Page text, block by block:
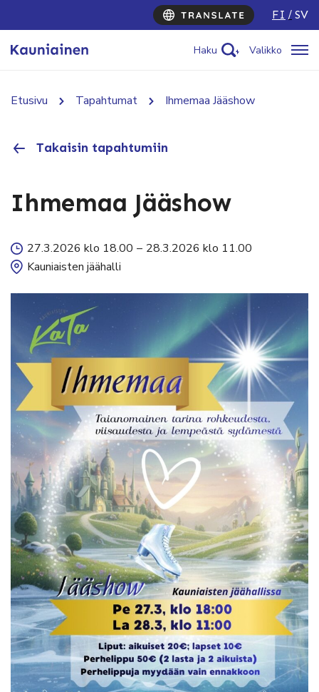
FI SV
Haku Valikko
Etusivu Tapahtumat Ihmemaa Jääshow
Takaisin tapahtumiin
Ihmemaa Jääshow
27.3.2026 klo 18.00 – 28.3.2026 klo 11.00
Kauniaisten jäähalli